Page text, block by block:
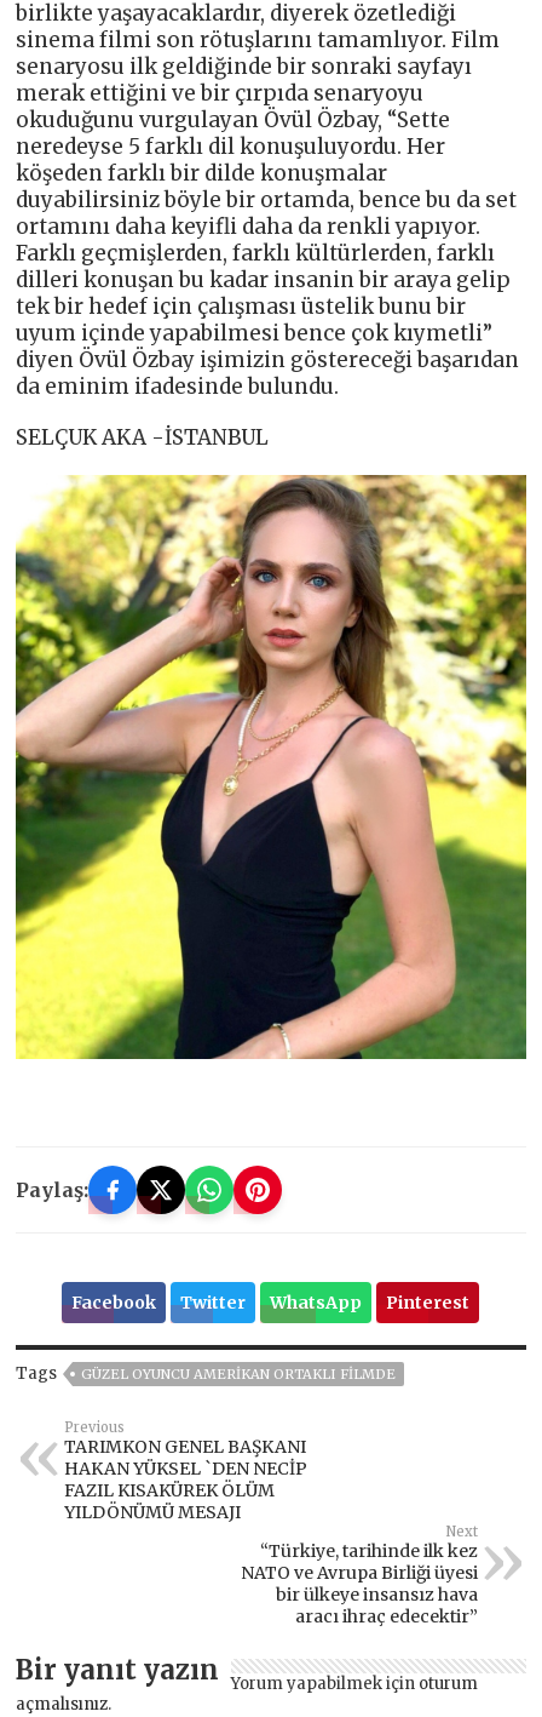
birlikte yaşayacaklardır, diyerek özetlediği
sinema filmi son rötuşlarını tamamlıyor. Film
senaryosu ilk geldiğinde bir sonraki sayfayı
merak ettiğini ve bir çırpıda senaryoyu
okuduğunu vurgulayan Övül Özbay, “Sette
neredeyse 5 farklı dil konuşuluyordu. Her
köşeden farklı bir dilde konuşmalar
duyabilirsiniz böyle bir ortamda, bence bu da set
ortamını daha keyifli daha da renkli yapıyor.
Farklı geçmişlerden, farklı kültürlerden, farklı
dilleri konuşan bu kadar insanin bir araya gelip
tek bir hedef için çalışması üstelik bunu bir
uyum içinde yapabilmesi bence çok kıymetli”
diyen Övül Özbay işimizin göstereceği başarıdan
da eminim ifadesinde bulundu.
SELÇUK AKA -İSTANBUL
Paylaş:
Facebook Twitter WhatsApp Pinterest
Tags GÜZEL OYUNCU AMERİKAN ORTAKLI FİLMDE
Previous
TARIMKON GENEL BAŞKANI
HAKAN YÜKSEL `DEN NECİP
FAZIL KISAKÜREK ÖLÜM
YILDÖNÜMÜ MESAJI
Next
“Türkiye, tarihinde ilk kez
NATO ve Avrupa Birliği üyesi
bir ülkeye insansız hava
aracı ihraç edecektir”
Bir yanıt yazın Yorum yapabilmek için oturum
açmalısınız.